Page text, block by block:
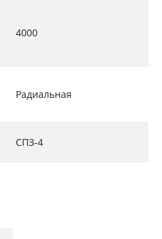
4000
Радиальная
СПЗ-4